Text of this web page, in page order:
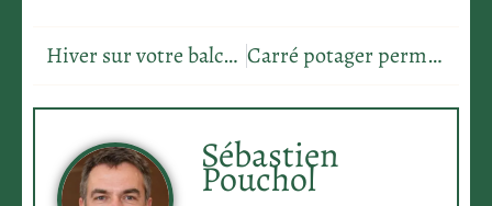
Hiver sur votre balcon : des plantes robustes et faciles à entretenir Carré potager permaculture
Sébastien
Pouchol